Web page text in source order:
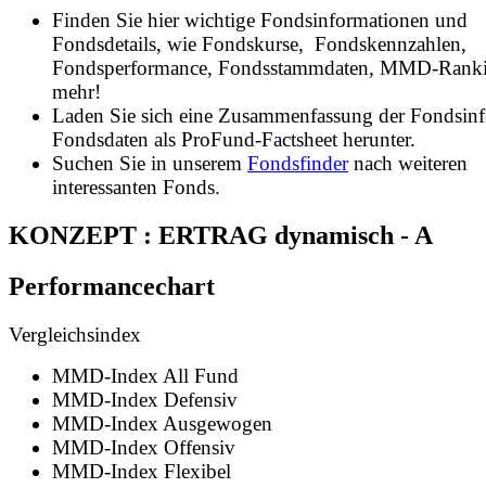
Finden Sie hier wichtige Fondsinformationen und
Fondsdetails, wie Fondskurse, Fondskennzahlen,
Fondsperformance, Fondsstammdaten, MMD-
mehr!
Laden Sie sich eine Zusammenfassung der
Fondsdaten als ProFund-Factsheet herunter.
Suchen Sie in unserem Fondsfindernach weiteren
interessanten Fonds.
KONZEPT : ERTRAG dynamisch - A
Performancechart
Vergleichsindex
MMD-Index All Fund
MMD-Index Defensiv
MMD-Index Ausgewogen
MMD-Index Offensiv
MMD-Index Flexibel